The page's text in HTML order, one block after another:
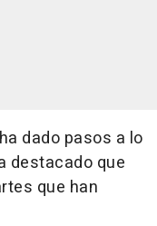
dado pasos a lo
destacado que
que han